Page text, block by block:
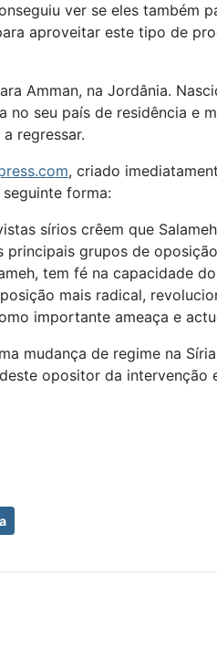
ver se eles
aproveitar este tipo de
Amman, na Jordânia.
no seu país de residência
regressar.
, criado
forma:
sírios crêem que
grupos de
tem fé na capacidade
mais radical,
importante ameaça e
mudança de regime na
opositor da intervenção